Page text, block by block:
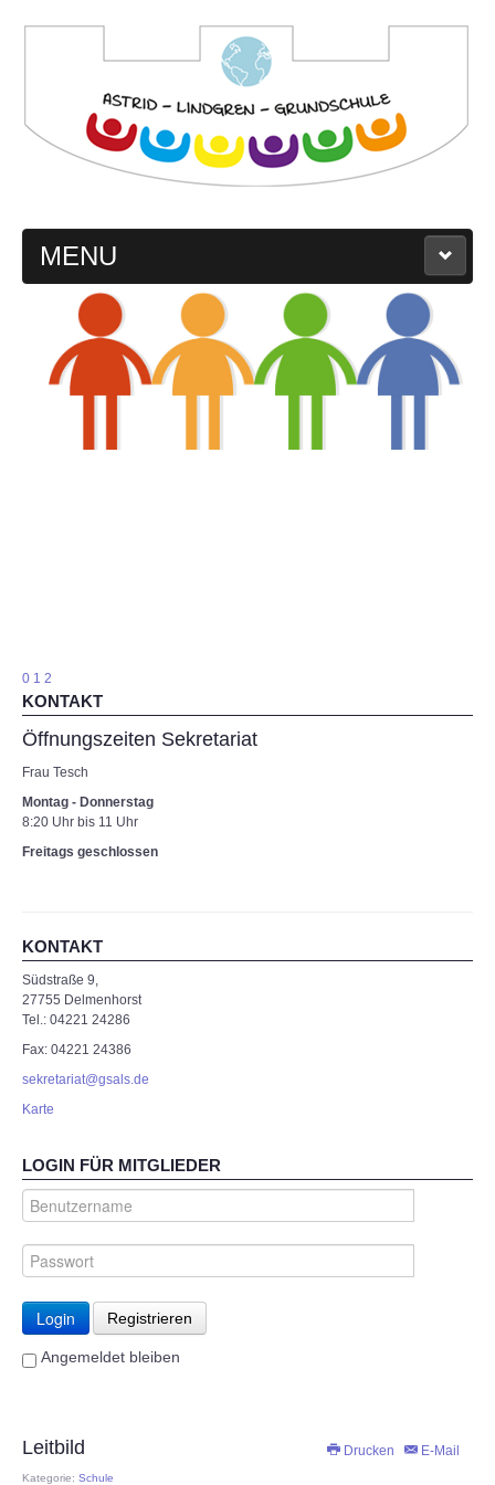
MENU
Startseite
Schule
Leitbild
Schulprogramm
Schulregeln
Schulgeschichte
0 1 2
KONTAKT
Öffnungszeiten Sekretariat
Frau Tesch
Montag - Donnerstag
8:20 Uhr bis 11 Uhr
Freitags geschlossen
KONTAKT
Südstraße 9,
27755 Delmenhorst
Tel.: 04221 24286
Fax: 04221 24386
sekretariat@gsals.de
Karte
LOGIN FÜR MITGLIEDER
Login Registrieren
Angemeldet bleiben
Drucken E-Mail
Leitbild
Kategorie: Schule